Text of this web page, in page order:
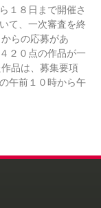
１８日まで開催さ
て、一次審査を終
らの応募があ
２０点の作品が一
品は、募集要項
午前１０時から午